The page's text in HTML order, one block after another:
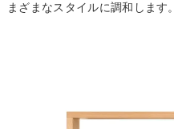
まざまなスタイルに調和します。